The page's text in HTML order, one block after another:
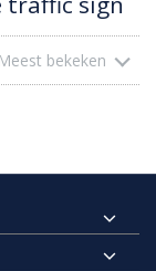
Meest bekeken